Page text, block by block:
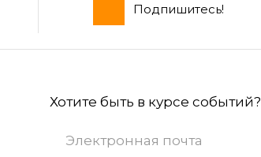
Подпишитесь!
Хотите быть в курсе событий?